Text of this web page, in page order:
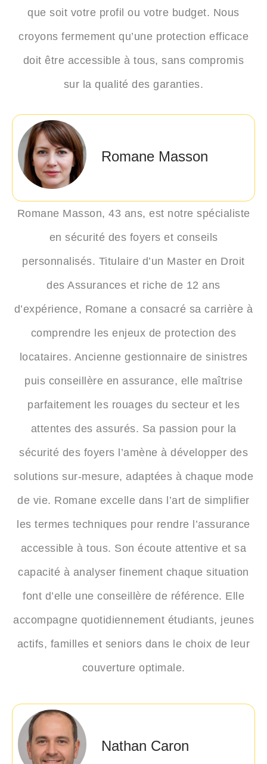
que soit votre profil ou votre budget. Nous
croyons fermement qu’une protection efficace
doit être accessible à tous, sans compromis
sur la qualité des garanties.
Romane Masson
Romane Masson, 43 ans, est notre spécialiste
en sécurité des foyers et conseils
personnalisés. Titulaire d’un Master en Droit
des Assurances et riche de 12 ans
d’expérience, Romane a consacré sa carrière à
comprendre les enjeux de protection des
locataires. Ancienne gestionnaire de sinistres
puis conseillère en assurance, elle maîtrise
parfaitement les rouages du secteur et les
attentes des assurés. Sa passion pour la
sécurité des foyers l’amène à développer des
solutions sur-mesure, adaptées à chaque mode
de vie. Romane excelle dans l’art de simplifier
les termes techniques pour rendre l’assurance
accessible à tous. Son écoute attentive et sa
capacité à analyser finement chaque situation
font d’elle une conseillère de référence. Elle
accompagne quotidiennement étudiants, jeunes
actifs, familles et seniors dans le choix de leur
couverture optimale.
Nathan Caron